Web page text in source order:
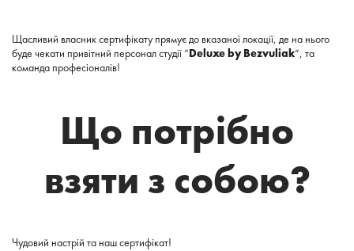
Щасливий власник сертифікату прямує до вказаної локації, де на нього
буде чекати привітний персонал студії “Deluxe by Bezvuliak“, та
команда професіоналів!
Що потрібно
взяти з собою?
Чудовий настрій та наш сертифікат!